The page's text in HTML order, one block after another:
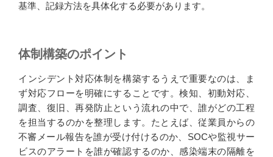
基準、記録方法を具体化する必要があります。
体制構築のポイント
インシデント対応体制を構築するうえで重要なのは、ま
ず対応フローを明確にすることです。検知、初動対応、
調査、復旧、再発防止という流れの中で、誰がどの工程
を担当するのかを整理します。たとえば、従業員からの
不審メール報告を誰が受け付けるのか、SOCや監視サー
ビスのアラートを誰が確認するのか、感染端末の隔離を